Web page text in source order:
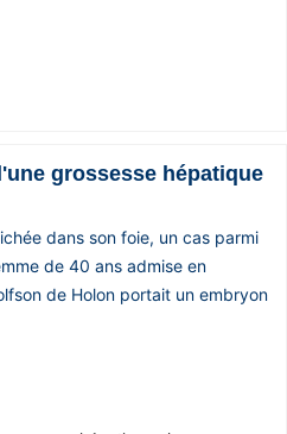
grossesse hépatique
dans son foie, un cas parmi
de 40 ans admise en
de Holon portait un embryon